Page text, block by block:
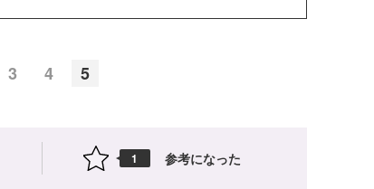
3 4 5
1 参考になった